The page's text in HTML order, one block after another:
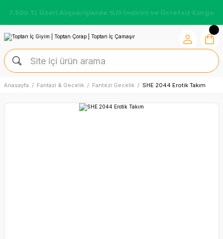
7.500 TL Üzeri Alışverişlerde %10 İndirim ve Ücretsiz Kargo
Anasayfa Fantazi & Gecelik Fantezi Gecelik SHE 2044 Erotik Takım